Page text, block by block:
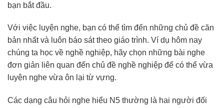
bạn bắt đầu.
Với việc luyện nghe, bạn có thể tìm đến những chủ đề căn
bản nhất và luôn báo sát theo giáo trình. Ví dụ hôm nay
chúng ta học về nghề nghiệp, hãy chọn những bài nghe
đơn giản liên quan đến chủ đề nghề nghiệp để có thể vừa
luyện nghe vừa ôn lại từ vựng.
Các dạng câu hỏi nghe hiểu N5 thường là hai người đối